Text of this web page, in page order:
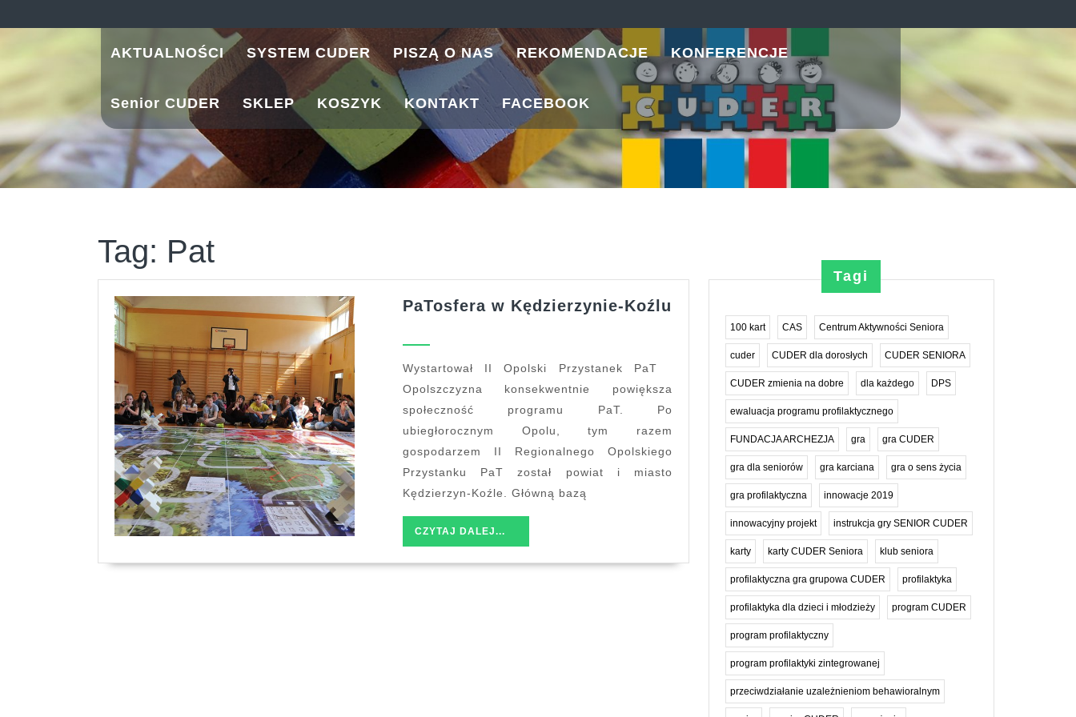
AKTUALNOŚCI SYSTEM CUDER PISZĄ O NAS REKOMENDACJE KONFERENCJE
Senior CUDER SKLEP KOSZYK KONTAKT FACEBOOK
Tag: Pat
PaTosfera w Kędzierzynie-Koźlu
Kędzierzynie-
Wystartował II Opolski Przystanek PaT
Opolszczyzna konsekwentnie powiększa
społeczność programu PaT. Po
ubiegłorocznym Opolu, tym razem
gospodarzem II Regionalnego Opolskiego
Przystanku PaT został powiat i miasto
Kędzierzyn-Koźle. Główną bazą
CZYTAJ DALEJ...
DALEJ...
Tagi
100 kart CAS Centrum Aktywności Seniora
cuder CUDER dla dorosłych CUDER SENIORA
CUDER zmienia na dobre dla każdego DPS
ewaluacja programu profilaktycznego
FUNDACJA ARCHEZJA gra gra CUDER
gra dla seniorów gra karciana gra o sens życia
gra profilaktyczna innowacje 2019
innowacyjny projekt instrukcja gry SENIOR CUDER
karty karty CUDER Seniora klub seniora
profilaktyczna gra grupowa CUDER profilaktyka
profilaktyka dla dzieci i młodzieży program CUDER
program profilaktyczny
program profilaktyki zintegrowanej
przeciwdziałanie uzależnieniom behawioralnym